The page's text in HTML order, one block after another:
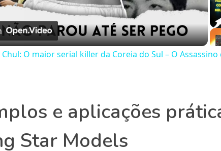
Video
Chul: O maior serial killer da Coreia do Sul – O Assassino
e aplicações
Star Models